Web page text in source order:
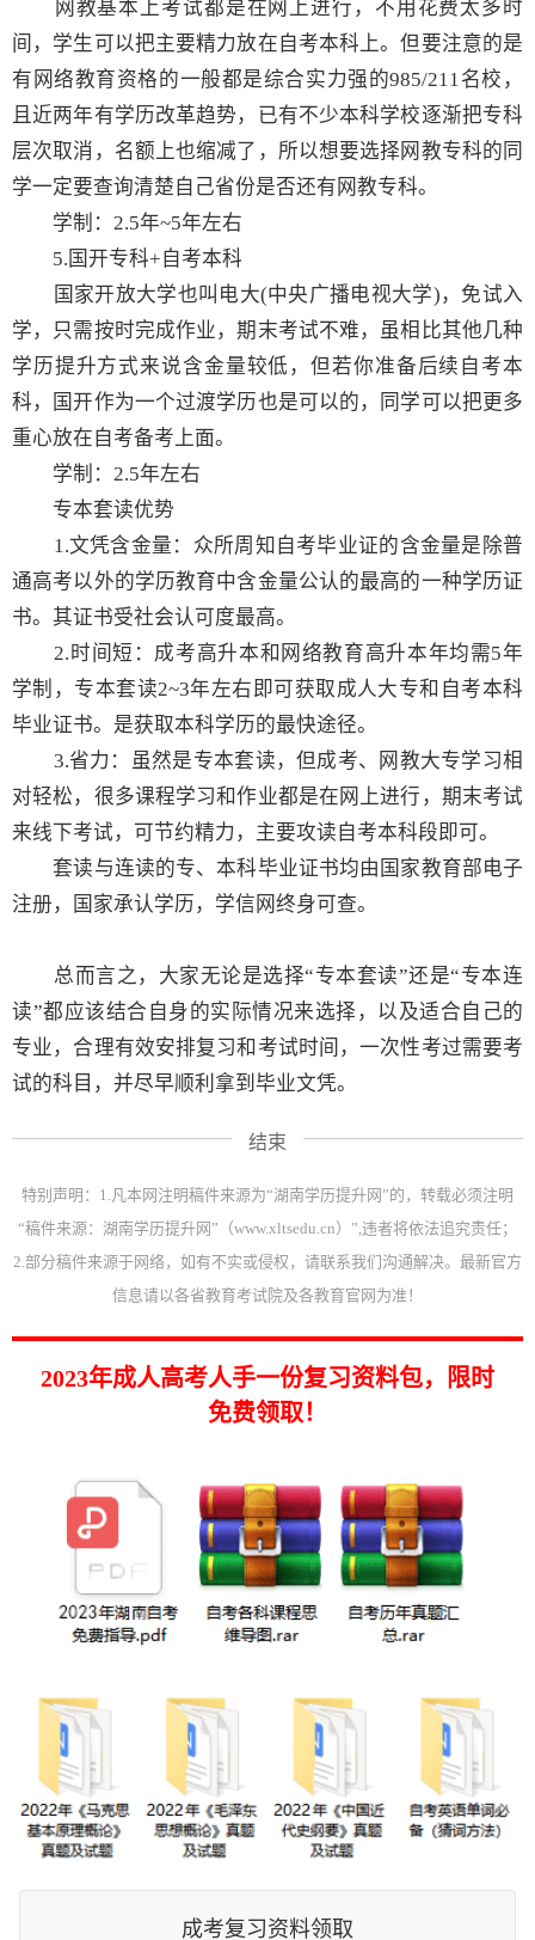
网教基本上考试都是在网上进行，不用花费太多时
间，学生可以把主要精力放在自考本科上。但要注意的是
有网络教育资格的一般都是综合实力强的985/211名校，
且近两年有学历改革趋势，已有不少本科学校逐渐把专科
层次取消，名额上也缩减了，所以想要选择网教专科的同
学一定要查询清楚自己省份是否还有网教专科。
学制：2.5年~5年左右
5.国开专科+自考本科
国家开放大学也叫电大(中央广播电视大学)，免试入
学，只需按时完成作业，期末考试不难，虽相比其他几种
学历提升方式来说含金量较低，但若你准备后续自考本
科，国开作为一个过渡学历也是可以的，同学可以把更多
重心放在自考备考上面。
学制：2.5年左右
专本套读优势
1.文凭含金量：众所周知自考毕业证的含金量是除普
通高考以外的学历教育中含金量公认的最高的一种学历证
书。其证书受社会认可度最高。
2.时间短：成考高升本和网络教育高升本年均需5年
学制，专本套读2~3年左右即可获取成人大专和自考本科
毕业证书。是获取本科学历的最快途径。
3.省力：虽然是专本套读，但成考、网教大专学习相
对轻松，很多课程学习和作业都是在网上进行，期末考试
来线下考试，可节约精力，主要攻读自考本科段即可。
套读与连读的专、本科毕业证书均由国家教育部电子
注册，国家承认学历，学信网终身可查。
总而言之，大家无论是选择“专本套读”还是“专本连
读”都应该结合自身的实际情况来选择，以及适合自己的
专业，合理有效安排复习和考试时间，一次性考过需要考
试的科目，并尽早顺利拿到毕业文凭。
结束
特别声明：1.凡本网注明稿件来源为“湖南学历提升网”的，转载必须注明
“稿件来源：湖南学历提升网”（www.xltsedu.cn）”,违者将依法追究责任；
2.部分稿件来源于网络，如有不实或侵权，请联系我们沟通解决。最新官方
信息请以各省教育考试院及各教育官网为准！
2023年成人高考人手一份复习资料包，限时
免费领取！
成考复习资料领取